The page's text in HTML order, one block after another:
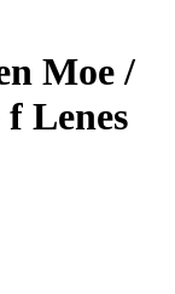
Moe /
Lenes